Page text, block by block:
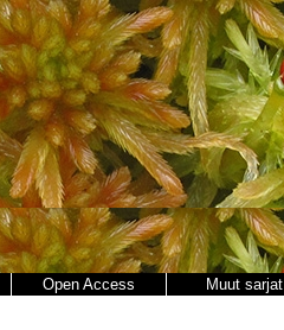
Open Access Muut sarjat